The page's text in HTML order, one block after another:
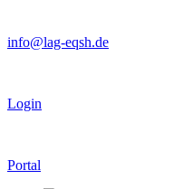
info@lag-eqsh.de
Login
Portal